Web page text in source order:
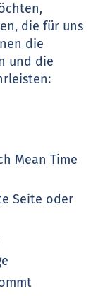
die für uns
die
und die
Mean Time
Seite oder